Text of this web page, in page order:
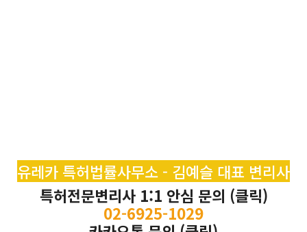
유레카 특허법률사무소 - 김예슬 대표 변리사
특허전문변리사 1:1 안심 문의 (클릭)
02-6925-1029